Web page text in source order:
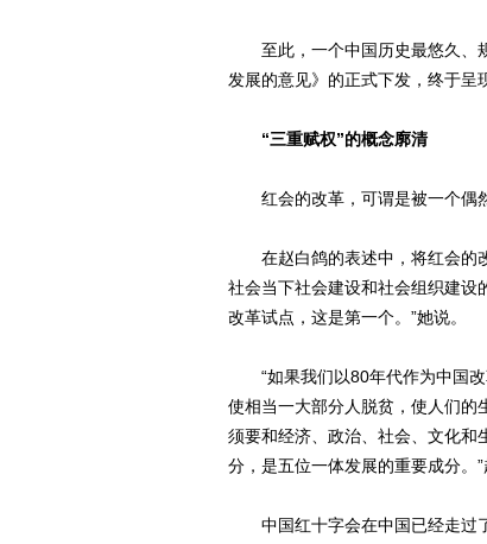
至此，一个中国历史最悠久、规
发展的意见》的正式下发，终于呈
“三重赋权”的概念廓清
红会的改革，可谓是被一个偶然
在赵白鸽的表述中，将红会的改
社会当下社会建设和社会组织建设
改革试点，这是第一个。”她说。
“如果我们以80年代作为中国改
使相当一大部分人脱贫，使人们的
须要和经济、政治、社会、文化和
分，是五位一体发展的重要成分。”
中国红十字会在中国已经走过了